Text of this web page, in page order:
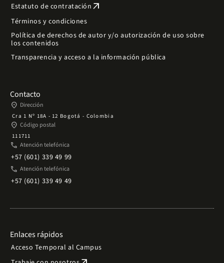
Estatuto de contratación arrow_outward
Términos y condiciones
Política de derechos de autor y/o autorización de uso sobre
los contenidos
Transparencia y acceso a la información pública
Contacto
place Dirección
Cra 1 Nº 18A - 12 Bogotá - Colombia
place Código postal
111711
phone Atención telefónica
+57 (601) 339 49 99
phone Atención telefónica
+57 (601) 339 49 49
Enlaces rápidos
Acceso Temporal al Campus